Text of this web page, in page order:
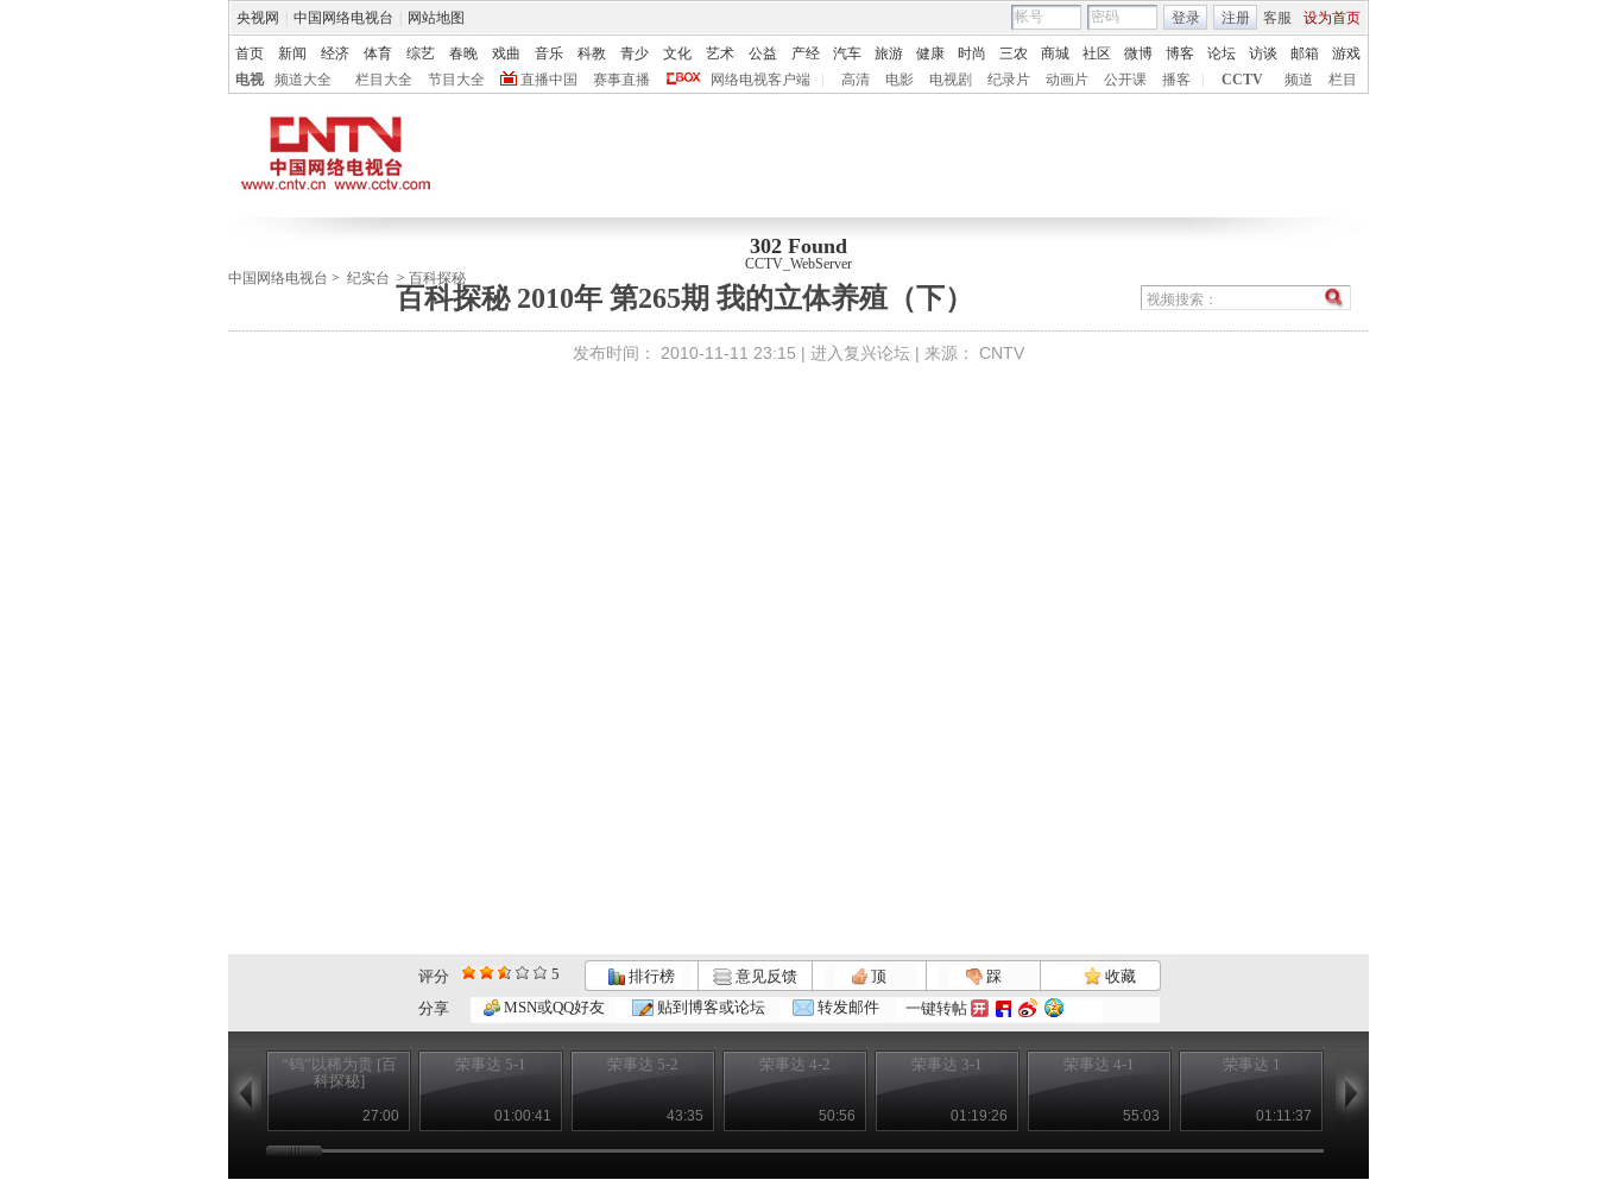
央视网 中国网络电视台 网站地图 客服 设为首页
登录 注册
首页 新闻 经济 体育 综艺 春晚 戏曲 音乐 科教 青少 文化 艺术 公益 产经 汽车 旅游 健康 时尚 三农 商城 社区 微博 博客 论坛 访谈 邮箱
游戏
电视
频道大全 栏目大全 节目大全 直播中国 赛事直播 网络电视客户端 高清 电影 电视剧 纪录片 动画片 公开课 播客 CCTV 频道 栏目
302 Found
CCTV_WebServer
中国网络电视台 > 纪实台 > 百科探秘
百科探秘 2010年 第265期 我的立体养殖（下）
发布时间： 2010-11-11 23:15 | 进入复兴论坛 | 来源： CNTV
评分 5 排行榜 意见反馈 顶 踩
收藏
分享
MSN或QQ好友 贴到博客或论坛 转发邮件 一键转帖
“钨”以稀为贵 [百
科探秘]
27:00
荣事达 5-1
01:00:41
荣事达 5-2
43:35
荣事达 4-2
50:56
荣事达 3-1
01:19:26
荣事达 4-1
55:03
荣事达 1
01:11:37